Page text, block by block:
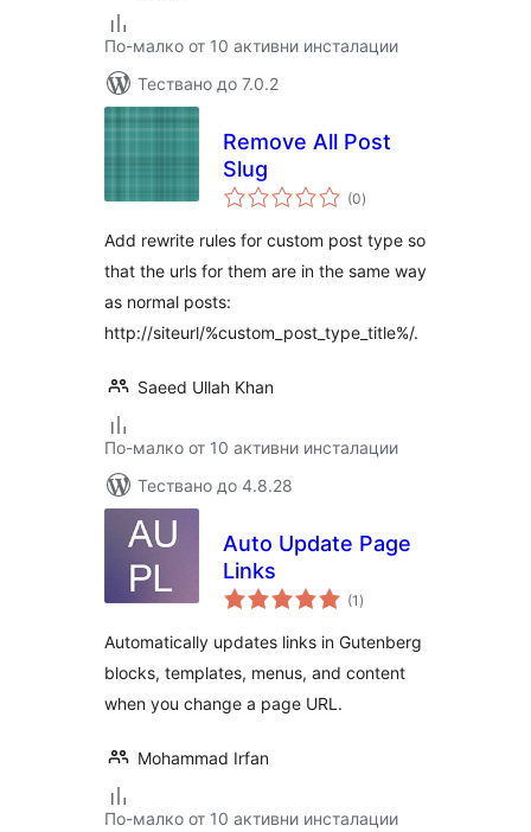
По-малко от 10 активни инсталации
Тествано до 7.0.2
Remove All Post
Slug
(0общо
оценки
)
Add rewrite rules for custom post type so
that the urls for them are in the same way
as normal posts:
http://siteurl/%custom_post_type_title%/.
Saeed Ullah Khan
По-малко от 10 активни инсталации
Тествано до 4.8.28
Auto Update Page
Links
(1 общо
оценки
)
Automatically updates links in Gutenberg
blocks, templates, menus, and content
when you change a page URL.
Mohammad Irfan
По-малко от 10 активни инсталации